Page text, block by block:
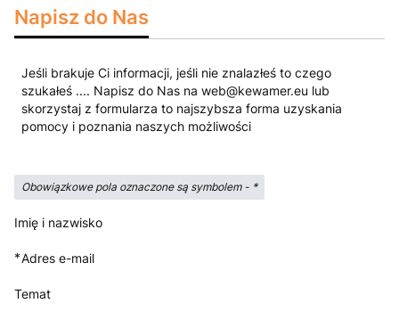
Napisz do Nas
Jeśli brakuje Ci informacji, jeśli nie znalazłeś to czego
szukałeś .... Napisz do Nas na web@kewamer.eu lub
skorzystaj z formularza to najszybsza forma uzyskania
pomocy i poznania naszych możliwości
Obowiązkowe pola oznaczone są symbolem - *
Imię i nazwisko
*Adres e-mail
Temat